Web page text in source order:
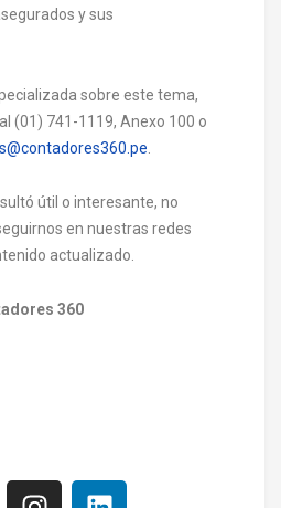
y sus
sobre este tema,
(01) 741-1119, Anexo 100 o
útil o interesante, no
en nuestras redes
actualizado.
360